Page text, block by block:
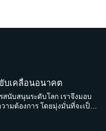
บเคลื่อนอนาคต
นับสนุนระดับโลก เราจึงมอบ
มต้องการ โดยมุ่งมั่นที่จะเป็น